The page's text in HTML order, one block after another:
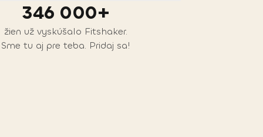
346 000+
žien už vyskúšalo Fitshaker.
Sme tu aj pre teba. Pridaj sa!